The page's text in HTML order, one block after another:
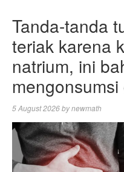
Tanda-tanda
teriak karena
natrium, ini
5 August 2026bynewmath